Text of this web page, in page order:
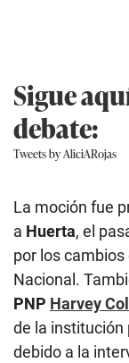
Sigue
debate:
Tweets by AliciARojas
La moción fue
a Huerta, el
por los
Nacional.
PNP Harvey
de la institución
debido a la